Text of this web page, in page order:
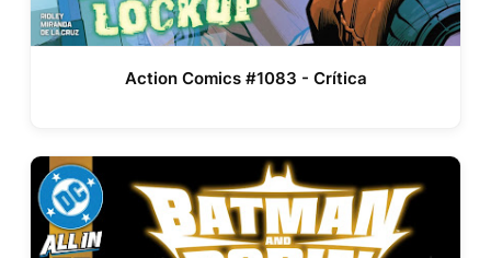
Action Comics #1083 - Crítica